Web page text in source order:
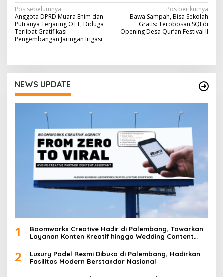
N
a
v
g
a
s
Pos sebelumnya
Anggota DPRD Muara Enim dan
Putranya Terjaring OTT, Diduga
Terlibat Gratifikasi
Pengembangan Jaringan Irigasi
Pos berikutnya
Bawa Sampah, Bisa Sekolah
Gratis: Terobosan SQI di
Opening Desa Qur’an Festival II
NEWS UPDATE
1
Boomworks Creative Hadir di Palembang, Tawarkan
Layanan Konten Kreatif hingga Wedding Content
2
Luxury Padel Resmi Dibuka di Palembang, Hadirkan
Fasilitas Modern Berstandar Nasional